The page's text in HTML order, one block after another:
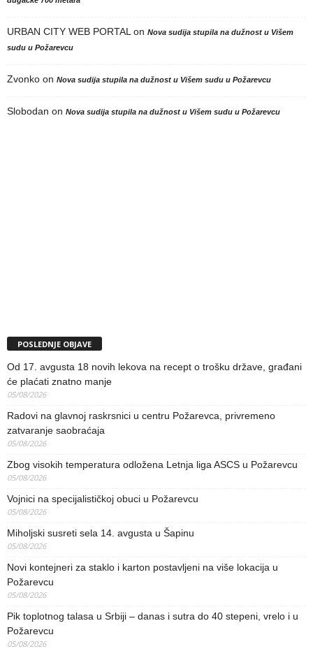
URBAN CITY WEB PORTAL on Nova sudija stupila na dužnost u Višem
sudu u Požarevcu
Zvonko on Nova sudija stupila na dužnost u Višem sudu u Požarevcu
Slobodan on Nova sudija stupila na dužnost u Višem sudu u Požarevcu
POSLEDNJE OBJAVE
Od 17. avgusta 18 novih lekova na recept o trošku države, građani
će plaćati znatno manje
05/08/2026
Radovi na glavnoj raskrsnici u centru Požarevca, privremeno
zatvaranje saobraćaja
05/08/2026
Zbog visokih temperatura odložena Letnja liga ASCS u Požarevcu
05/08/2026
Vojnici na specijalističkoj obuci u Požarevcu
05/08/2026
Miholjski susreti sela 14. avgusta u Šapinu
05/08/2026
Novi kontejneri za staklo i karton postavljeni na više lokacija u
Požarevcu
05/08/2026
Pik toplotnog talasa u Srbiji – danas i sutra do 40 stepeni, vrelo i u
Požarevcu
05/08/2026